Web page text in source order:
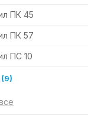
ПК 45
ПК 57
ПС 10
ПС 8
ПС/ПК 18
Т-14
(9)